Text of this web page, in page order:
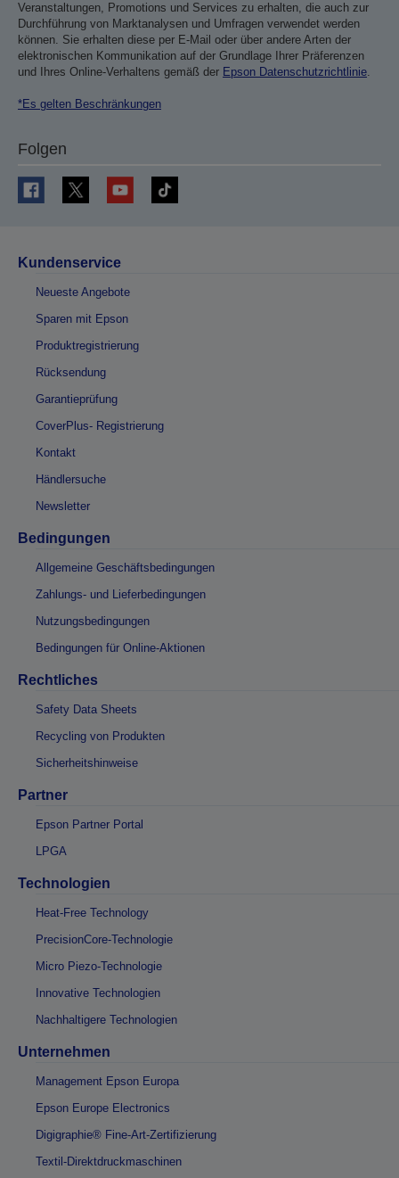
Veranstaltungen, Promotions und Services zu erhalten, die auch zur
Durchführung von Marktanalysen und Umfragen verwendet werden
können. Sie erhalten diese per E-Mail oder über andere Arten der
elektronischen Kommunikation auf der Grundlage Ihrer Präferenzen
und Ihres Online-Verhaltens gemäß der Epson Datenschutzrichtlinie.
*Es gelten Beschränkungen
Folgen
Kundenservice
Neueste Angebote
Sparen mit Epson
Produktregistrierung
Rücksendung
Garantieprüfung
CoverPlus- Registrierung
Kontakt
Händlersuche
Newsletter
Bedingungen
Allgemeine Geschäftsbedingungen
Zahlungs- und Lieferbedingungen
Nutzungsbedingungen
Bedingungen für Online-Aktionen
Rechtliches
Safety Data Sheets
Recycling von Produkten
Sicherheitshinweise
Partner
Epson Partner Portal
LPGA
Technologien
Heat-Free Technology
PrecisionCore-Technologie
Micro Piezo-Technologie
Innovative Technologien
Nachhaltigere Technologien
Unternehmen
Management Epson Europa
Epson Europe Electronics
Digigraphie® Fine-Art-Zertifizierung
Textil-Direktdruckmaschinen